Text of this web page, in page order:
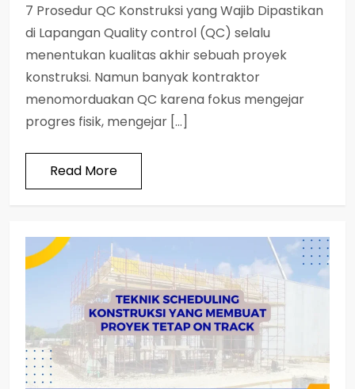
7 Prosedur QC Konstruksi yang Wajib Dipastikan
di Lapangan Quality control (QC) selalu
menentukan kualitas akhir sebuah proyek
konstruksi. Namun banyak kontraktor
menomorduakan QC karena fokus mengejar
progres fisik, mengejar […]
Read More